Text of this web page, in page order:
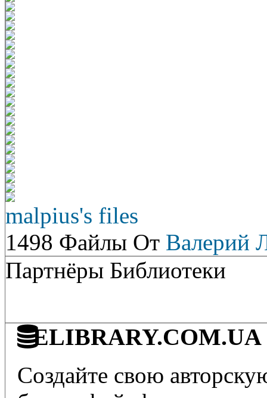
malpius's files
1498 Файлы От Валерий
Партнёры Библиотеки
ELIBRARY.COM.UA
Создайте свою